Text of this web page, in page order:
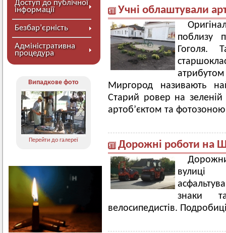
Доступ до публічної
інформації
Безбар’єрність
Адміністративна
процедура
Випадкове фото
Перейти до галереї
Учні облаштували
поблизу
Гоголя.
Миргород називають
Старий ровер на
артоб’єктом та
Дорожні роботи на
вулиці
знаки
велосипедистів.